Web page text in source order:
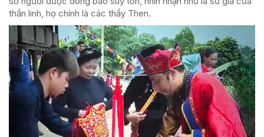
thần linh, họ chính là các thầy Then.